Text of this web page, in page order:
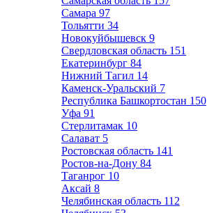
Самара 97
Тольятти 34
Новокуйбышевск 9
Свердловская область 151
Екатеринбург 84
Нижний Тагил 14
Каменск-Уральский 7
Республика Башкортостан 150
Уфа 91
Стерлитамак 10
Салават 5
Ростовская область 141
Ростов-на-Дону 84
Таганрог 10
Аксай 8
Челябинская область 112